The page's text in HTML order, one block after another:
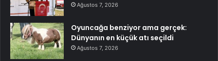
Ağustos 7, 2026
Oyuncağa benziyor ama gerçek:
Dünyanın en küçük atı seçildi
Ağustos 7, 2026